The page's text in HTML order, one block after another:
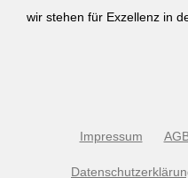
wir stehen für Exzellenz in
Impressum